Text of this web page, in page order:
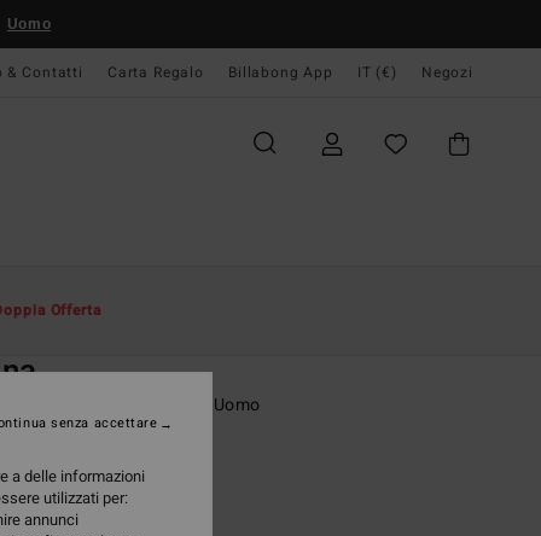
Uomo
& Contatti Carta Regalo Billabong App IT (€) Negozi
Offerta
a maniche corte Beige Uomo
€
OFFERTA 25%
a delle informazioni
utilizzati per:
annunci
senza accettare